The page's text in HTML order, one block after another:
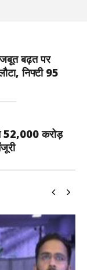
बढ़त पर
निफ्टी 95
52,000 करोड़